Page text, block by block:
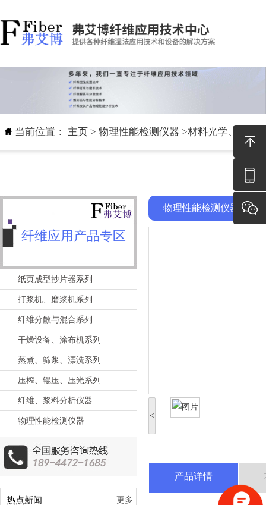
当前位置： 主页 > 物理性能检测仪器 >材料光学、色彩
纤维应用产品专区
纸页成型抄片器系列
打浆机、磨浆机系列
纤维分散与混合系列
干燥设备、涂布机系列
蒸煮、筛浆、漂洗系列
压榨、辊压、压光系列
纤维、浆料分析仪器
物理性能检测仪器
热点新闻 更多
物理性能检测仪器
<
产品详情